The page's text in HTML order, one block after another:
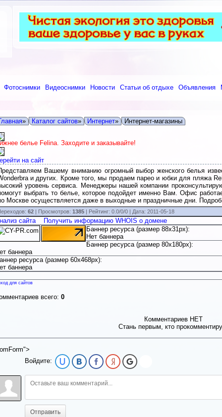
Фотоснимки Видеоснимки Новости Статьи об отдыхе Объявления
» Каталог сайтов» Интернет» Интернет-магазины
белье Felina. Заходите и заказывайте!
на сайт
Вашему вниманию огромный выбор женского белья
и других. Кроме того, мы продаем парео и юбки для пляжа
уровень сервиса. Менеджеры нашей компании
выбрать то белье, которое подойдет именно Вам. Офис
Москве осуществляется даже в выходные и праздничные дни.
62| Просмотров: 1385| Рейтинг: 0.0/0/0 | Дата: 2011-05-18
сайта
Получить информацию WHOIS о домене
Баннер ресурса (размер 88x31px):
Нет баннера
Баннер ресурса (размер 80x180px):
баннера
ресурса (размер 60x468px):
баннера
для сайтов
всего: 0
Комментариев НЕТ
Стань первым, кто
Войдите:
Отправить